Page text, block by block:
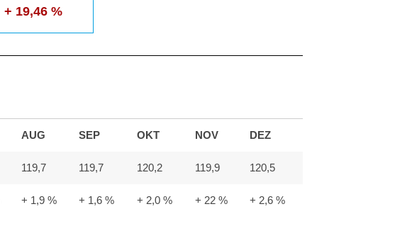
+ 19,46 %
AUG SEP OKT NOV DEZ
119,7 119,7 120,2 119,9 120,5
+ 1,9 % + 1,6 % + 2,0 % + 22 % + 2,6 %